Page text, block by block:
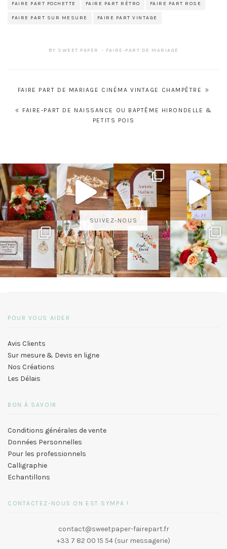
FAIRE PART POCHETTE FAIRE PART RÈTRO FAIRE PART ROSE
FAIRE PART SUR MESURE FAIRE PART VINTAGE
BY SWEET PAPER FAIRE-PART DE MARIAGE
Navigation
FAIRE PART DE MARIAGE CINÉMA VINTAGE CHAMPÊTRE
FAIRE-PART DE NAISSANCE OU BAPTÊME HIRONDELLE &
PETITS POIS
SUIVEZ-NOUS
POUR VOUS AIDER
Avis Clients
Sur mesure & Devis en ligne
Nos Créations
Les Délais
BON À SAVOIR
Conditions générales de vente
Données Personnelles
Pour les professionnels
Calligraphie
Echantillons
CONTACTEZ-NOUS ON EST SYMPA !
contact@sweetpaper-fairepart.fr
+33 7 82 00 15 54 (sur messagerie)